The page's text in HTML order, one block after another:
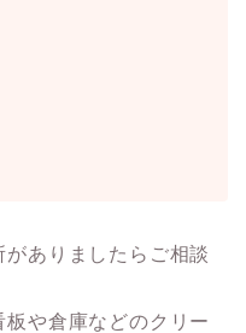
がありましたらご相談
や倉庫などのクリー